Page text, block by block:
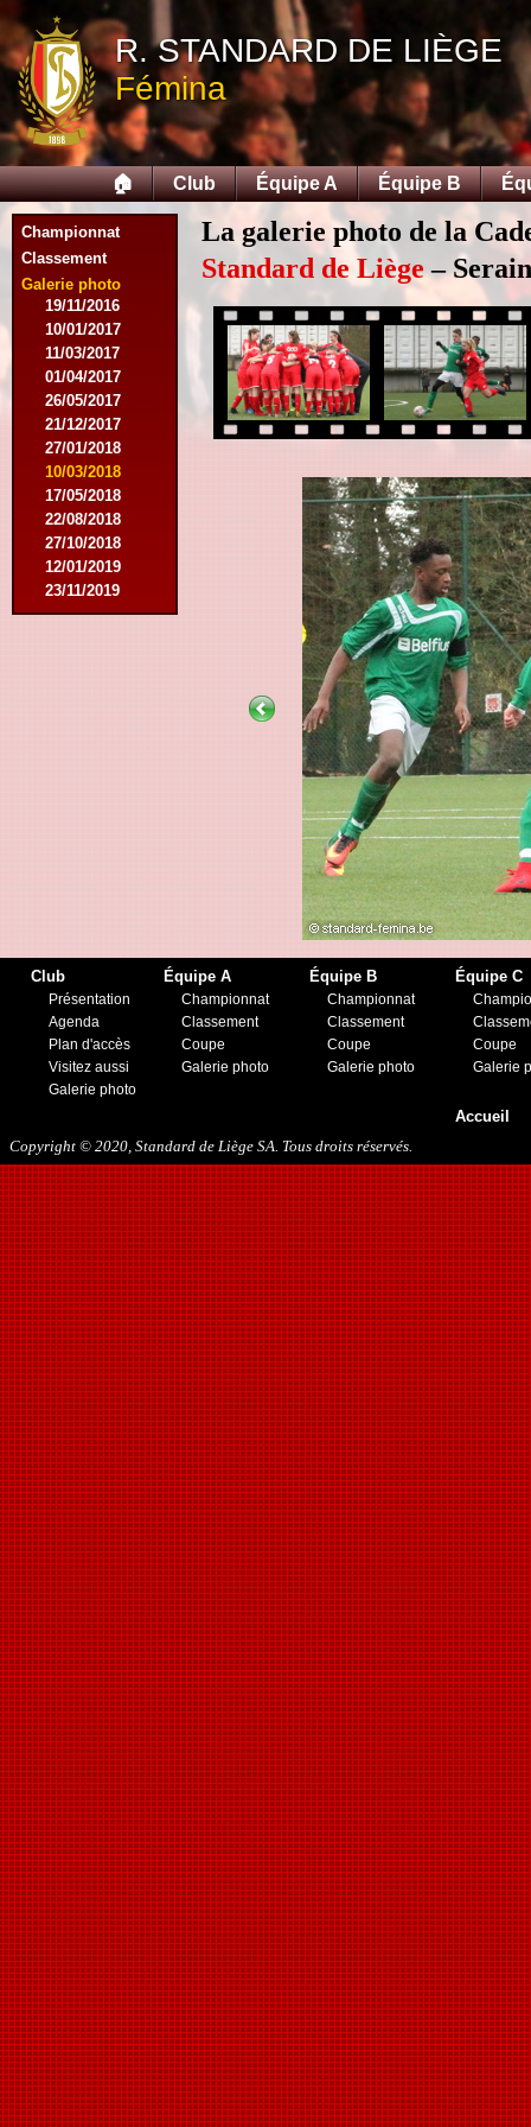
R. STANDARD DE LIÈGE
Fémina
🏠 Club Équipe A Équipe B
Championnat
Classement
Galerie photo
12/12/2015
09/02/2016
27/02/2016
09/03/2016
12/03/2016
19/03/2016
16/04/2016
21/05/2016
27/05/2016
09/08/2016
20/08/2016
08/10/2016
19/11/2016
10/01/2017
11/03/2017
01/04/2017
26/05/2017
21/12/2017
27/01/2018
10/03/2018
17/05/2018
22/08/2018
27/10/2018
12/01/2019
23/11/2019
La galerie photo de la
Standard de Liège–
Club
Présentation
Agenda
Plan d'accès
Visitez aussi
Galerie photo
Équipe A
Championnat
Classement
Coupe
Galerie photo
Équipe B
Championnat
Classement
Coupe
Galerie photo
Équipe C
Coupe
Galerie
Accueil
Copyright © 2020, Standard de Liège SA. Tous droits réservés.